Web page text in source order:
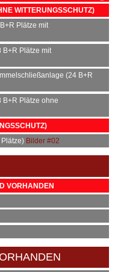
Dorum / 1
Dorum / 1
Dorum / 1
Dorum / 1
WITTERUNGSSCHUTZ)
B+R Plätze mit
B+R Plätze mit
(24 B+R
B+R Plätze ohne
Plätze) Bilder #02
VORHANDEN